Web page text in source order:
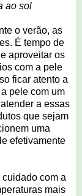
ao sol
o verão, as
É tempo de
aproveitar os
com a pele
ficar atento a
pele com um
a essas
que sejam
uma
efetivamente
cuidado com a
mais